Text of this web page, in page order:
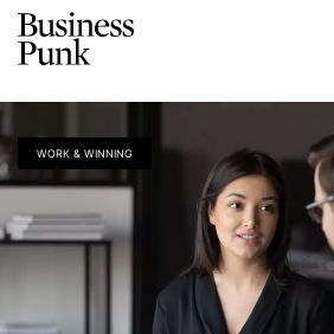
WORK & WINNING